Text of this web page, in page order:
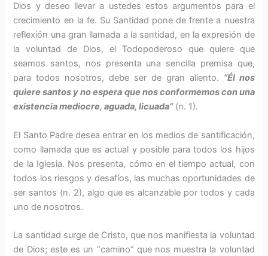
Dios y deseo llevar a ustedes estos argumentos para el
crecimiento en la fe. Su Santidad pone de frente a nuestra
reflexión una gran llamada a la santidad, en la expresión de
la voluntad de Dios, el Todopoderoso que quiere que
seamos santos, nos presenta una sencilla premisa que,
para todos nosotros, debe ser de gran aliento. “Él nos
quiere santos y no espera que nos conformemos con una
existencia mediocre, aguada, licuada”(n. 1).
El Santo Padre desea entrar en los medios de santificación,
como llamada que es actual y posible para todos los hijos
de la Iglesia. Nos presenta, cómo en el tiempo actual, con
todos los riesgos y desafíos, las muchas oportunidades de
ser santos (n. 2), algo que es alcanzable por todos y cada
uno de nosotros.
La santidad surge de Cristo, que nos manifiesta la voluntad
de Dios; este es un “camino” que nos muestra la voluntad